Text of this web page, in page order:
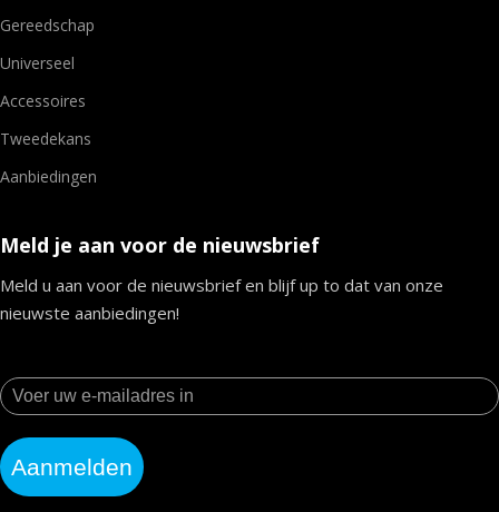
Gereedschap
Universeel
Accessoires
Tweedekans
Aanbiedingen
Meld je aan voor de nieuwsbrief
Meld u aan voor de nieuwsbrief en blijf up to dat van onze
nieuwste aanbiedingen!
Aanmelden